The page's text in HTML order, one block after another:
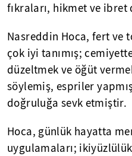
fıkraları, hikmet ve
Nasreddin Hoca, fert ve
çok iyi tanımış;
düzeltmek ve öğüt
söylemiş, espriler
doğruluğa sevk etmiştir.
Hoca, günlük hayatta
uygulamaları;